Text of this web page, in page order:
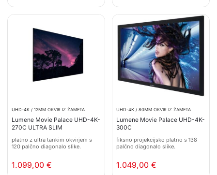
UHD-4K / 12MM OKVIR IZ ŽAMETA
Lumene Movie Palace UHD-4K-
270C ULTRA SLIM
platno z ultra tankim okvirjem s
120 palčno diagonalo slike.
1.099,00 €
UHD-4K / 80MM OKVIR IZ ŽAMETA
Lumene Movie Palace UHD-4K-
300C
fiksno projekcijsko platno s 138
palčno diagonalo slike.
1.049,00 €